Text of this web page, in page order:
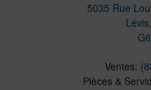
5035 Rue
Lévis,
Ventes:
Pièces &